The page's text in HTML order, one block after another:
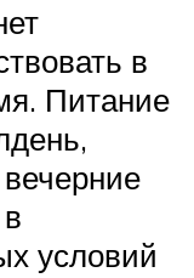
в
Питание
условий